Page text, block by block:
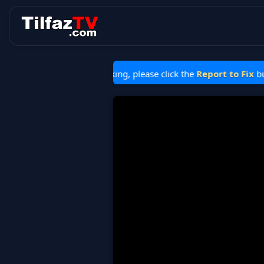
stopped or not working, please click theReport to Fixbutton